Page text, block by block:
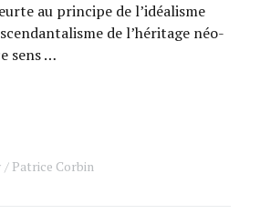
au principe de l’idéalisme
de l’héritage néo-
sens …
Patrice Corbin